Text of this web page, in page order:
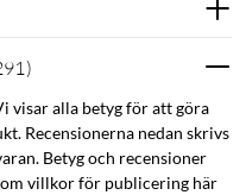
iPhone 13-serien
)
visar alla betyg för att göra
Recensionerna nedan skrivs
Betyg och recensioner
om villkor för publicering här